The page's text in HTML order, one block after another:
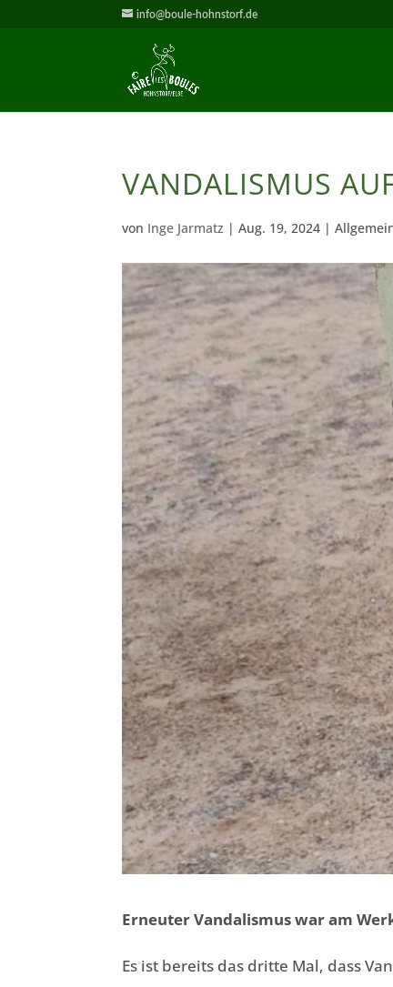
info@boule-hohnstorf.de
VANDALISMUS
von Inge Jarmatz |Aug. 19, 2024 |
Erneuter Vandalismus war am
Es ist bereits das dritte Mal, dass